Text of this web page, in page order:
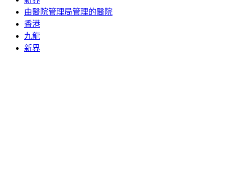
由醫院管理局管理的醫院
香港
九龍
新界